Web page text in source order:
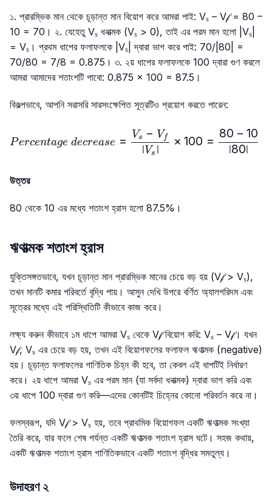
১. প্রারম্ভিক মান থেকে চূড়ান্ত মান বিয়োগ করে আমরা পাই: Vₛ – V𝒻 = 80 –
10 = 70। ২. যেহেতু Vₛ ধনাত্মক (Vₛ > 0), তাই এর পরম মান হলো |Vₛ|
= Vₛ। প্রথম ধাপের ফলাফলকে |Vₛ| দ্বারা ভাগ করে পাই: 70/|80| =
70/80 = 7/8 = 0.875। ৩. ২য় ধাপের ফলাফলকে 100 দ্বারা গুণ করলে
আমরা আমাদের শতাংশটি পাবো: 0.875 × 100 = 87.5।
বিকল্পভাবে, আপনি সরাসরি সারসংক্ষেপিত সূত্রটিও প্রয়োগ করতে পারেন:
Percentage\
Percentage decrease =
∣Vs ∣
Vs − Vf × 100 =
∣80∣
80 − 10
উত্তর
80 থেকে 10 এর মধ্যে শতাংশ হ্রাস হলো 87.5%।
ঋণাত্মক শতাংশ হ্রাস
যুক্তিসঙ্গতভাবে, যখন চূড়ান্ত মান প্রারম্ভিক মানের চেয়ে বড় হয় (V𝒻 > Vₛ),
তখন মানটি কমার পরিবর্তে বৃদ্ধি পায়। আসুন দেখি উপরে বর্ণিত অ্যালগরিদম এবং
সূত্রের মধ্যে এই পরিস্থিতিটি কীভাবে কাজ করে।
লক্ষ্য করুন কীভাবে ১ম ধাপে আমরা Vₛ থেকে V𝒻 বিয়োগ করি: Vₛ – V𝒻। যখন
V𝒻, Vₛ এর চেয়ে বড় হয়, তখন এই বিয়োগফলের ফলাফল ঋণাত্মক (negative)
হয়। চূড়ান্ত ফলাফলের গাণিতিক চিহ্ন কী হবে, তা কেবল এই ধাপটিই নির্ধারণ
করে। ২য় ধাপে আমরা Vₛ এর পরম মান (যা সর্বদা ধনাত্মক) দ্বারা ভাগ করি এবং
৩য় ধাপে 100 দ্বারা গুণ করি—এদের কোনটিই চিহ্নের কোনো পরিবর্তন করে না।
ফলস্বরূপ, যদি V𝒻 > Vₛ হয়, তবে প্রাথমিক বিয়োগফল একটি ঋণাত্মক সংখ্যা
তৈরি করে, যার ফলে শেষ পর্যন্ত একটি ঋণাত্মক শতাংশ হ্রাস ঘটে। সহজ কথায়,
একটি ঋণাত্মক শতাংশ হ্রাস গাণিতিকভাবে একটি শতাংশ বৃদ্ধির সমতুল্য।
উদাহরণ ২